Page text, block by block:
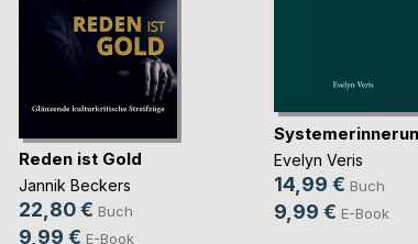
Reden ist Gold
Jannik Beckers
22,80 € Buch
9,99 € E-Book
Evelyn Veris
14,99 € Buch
9,99 € E-Book